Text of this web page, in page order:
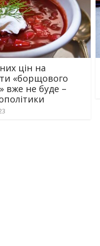
цін на
«борщового
вже не буде –